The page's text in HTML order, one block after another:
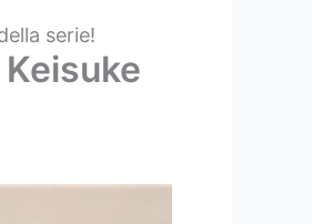
serie!